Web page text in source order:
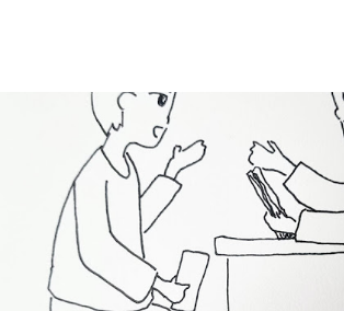
일 발표된 보건복지부 업무계획에 담긴 내용은 무
복지부의 업무계획에 담긴 장애인관련은 어떤 내
니다. 정부 업무계획 내용 추진 시기 3급 단일장애
2027년 중증장애인 생계급여 부양의무자 기준 폐
지원서비스 65세 이후 선택권 보장 2027년 7월 최
간 긴급돌봄 확대 확대 추진 장애인 공공일자리
업무계획에 담긴 내용으로, 법 개정과 예산 반영